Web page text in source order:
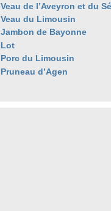
Veau de l’Aveyron et du
Veau du Limousin
Jambon de Bayonne
Lot
Porc du Limousin
Pruneau d’Agen